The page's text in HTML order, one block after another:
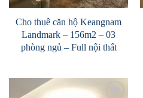
Cho thuê căn hộ Keangnam
Landmark – 156m2 – 03
phòng ngủ – Full nội thất